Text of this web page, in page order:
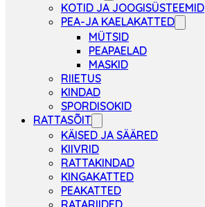
KOTID JA JOOGISÜSTEEMID
PEA-JA KAELAKATTED
MÜTSID
PEAPAELAD
MASKID
RIIETUS
KINDAD
SPORDISOKID
RATTASÕIT
KÄISED JA SÄÄRED
KIIVRID
RATTAKINDAD
KINGAKATTED
PEAKATTED
RATARIIDED